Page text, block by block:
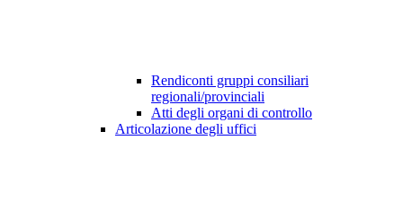
Rendiconti gruppi consiliari
regionali/provinciali
Atti degli organi di controllo
Articolazione degli uffici